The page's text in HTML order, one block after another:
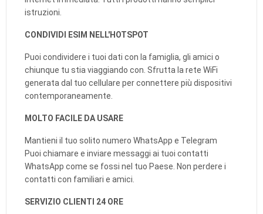
istruzioni.
CONDIVIDI ESIM NELL'HOTSPOT
Puoi condividere i tuoi dati con la famiglia, gli amici o
chiunque tu stia viaggiando con. Sfrutta la rete WiFi
generata dal tuo cellulare per connettere più dispositivi
contemporaneamente.
MOLTO FACILE DA USARE
Mantieni il tuo solito numero WhatsApp e Telegram
Puoi chiamare e inviare messaggi ai tuoi contatti
WhatsApp come se fossi nel tuo Paese. Non perdere i
contatti con familiari e amici.
SERVIZIO CLIENTI 24 ORE